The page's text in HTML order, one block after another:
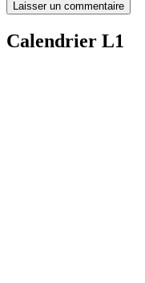
Calendrier L1